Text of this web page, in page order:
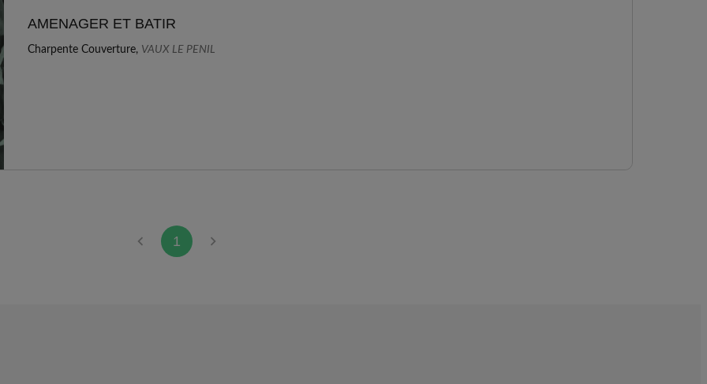
AMENAGER ET BATIR
Charpente Couverture, VAUX LE PENIL
1